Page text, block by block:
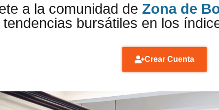
a la comunidad de Zona de
tendencias bursátiles en los
Crear Cuenta